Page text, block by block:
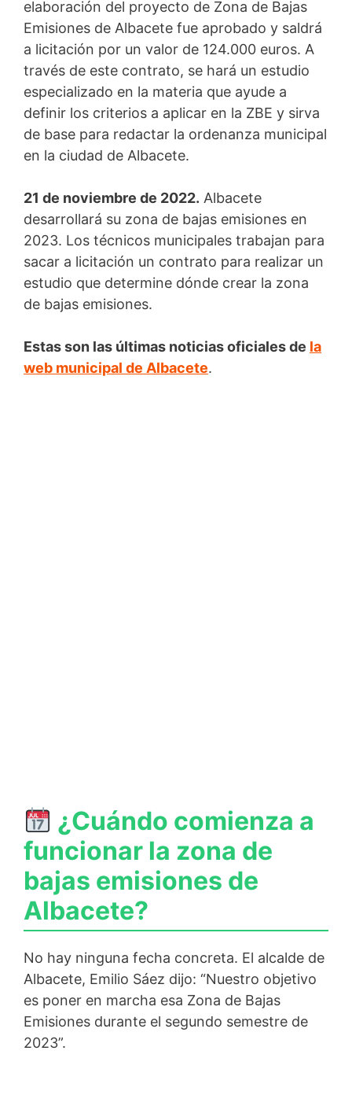
elaboración del proyecto de Zona de Bajas
Emisiones de Albacete fue aprobado y saldrá
a licitación por un valor de 124.000 euros. A
través de este contrato, se hará un estudio
especializado en la materia que ayude a
definir los criterios a aplicar en la ZBE y sirva
de base para redactar la ordenanza municipal
en la ciudad de Albacete.
21 de noviembre de 2022. Albacete
desarrollará su zona de bajas emisiones en
2023. Los técnicos municipales trabajan para
sacar a licitación un contrato para realizar un
estudio que determine dónde crear la zona
de bajas emisiones.
Estas son las últimas noticias oficiales de la
web municipal de Albacete.
¿Cuándo comienza a
funcionar la zona de
bajas emisiones de
Albacete?
No hay ninguna fecha concreta. El alcalde de
Albacete, Emilio Sáez dijo: “Nuestro objetivo
es poner en marcha esa Zona de Bajas
Emisiones durante el segundo semestre de
2023”.